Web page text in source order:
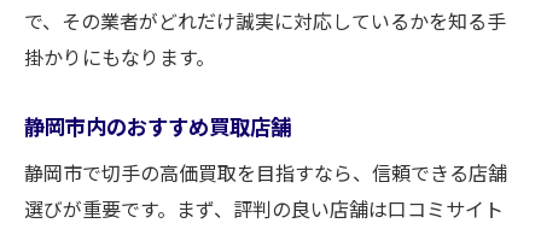
で、その業者がどれだけ誠実に対応しているかを知る手
掛かりにもなります。
静岡市内のおすすめ買取店舗
静岡市で切手の高価買取を目指すなら、信頼できる店舗
選びが重要です。まず、評判の良い店舗は口コミサイト